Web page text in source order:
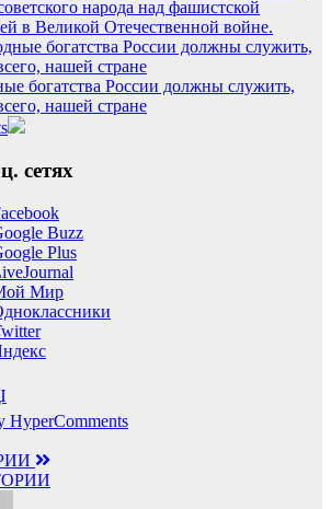
народа над фашистской
в Великой Отечественной войне.
богатства России должны служить,
нашей стране
сетях
HyperComments